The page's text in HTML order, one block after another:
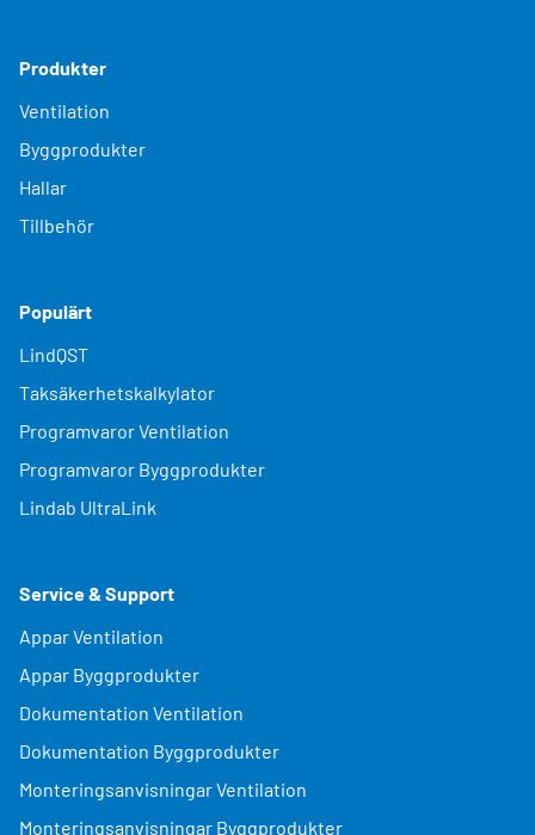
Produkter
Ventilation
Byggprodukter
Hallar
Tillbehör
Populärt
LindQST
Taksäkerhetskalkylator
Programvaror Ventilation
Programvaror Byggprodukter
Lindab UltraLink
Service & Support
Appar Ventilation
Appar Byggprodukter
Dokumentation Ventilation
Dokumentation Byggprodukter
Monteringsanvisningar Ventilation
Monteringsanvisningar Byggprodukter